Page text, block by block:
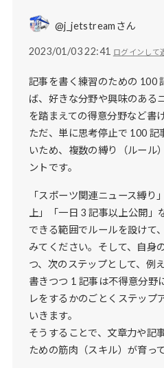
@j_jetstreamさん
2023/01/03 22:41 ログインして
記事を書く練習のための 100
ば、好きな分野や興味のある
を踏まえての得意分野など書
ただ、単に思考停止で 100 記
いため、複数の縛り（ルール
ントです。
「スポーツ関連ニュース縛り
上」「一日 3 記事以上公開」
できる範囲でルールを設けて
みてください。そして、自身
つ、次のステップとして、例
書きつつ 1 記事は不得意分野
レをするかのごとくステップ
いきます。
そうすることで、文章力や記
ための筋肉（スキル）が育っ